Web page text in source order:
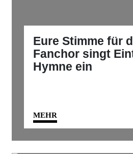
Eure Stimme für
Fanchor singt
Hymne ein
MEHR